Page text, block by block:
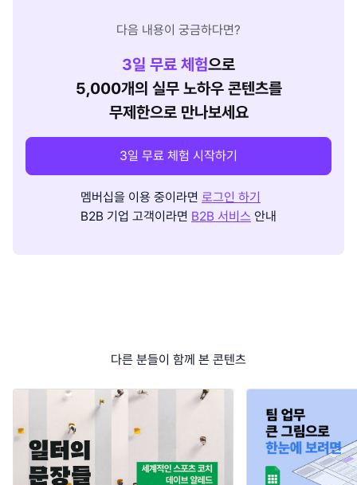
다음 내용이 궁금하다면?
3일 무료 체험으로
5,000개의 실무 노하우 콘텐츠를
무제한으로 만나보세요
3일 무료 체험 시작하기
멤버십을 이용 중이라면 로그인 하기
B2B 기업 고객이라면 B2B 서비스 안내
다른 분들이 함께 본 콘텐츠